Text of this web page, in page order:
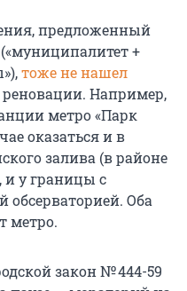
предложенный
+
тоже не нашел
Например,
метро «Парк
оказаться и в
залива (в районе
у границы с
обсерваторией. Оба
метро.
закон№ 444-59